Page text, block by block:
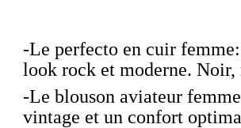
-Le perfecto en cuir femme
look rock et moderne. Noir,
-Le blouson aviateur femme
vintage et un confort